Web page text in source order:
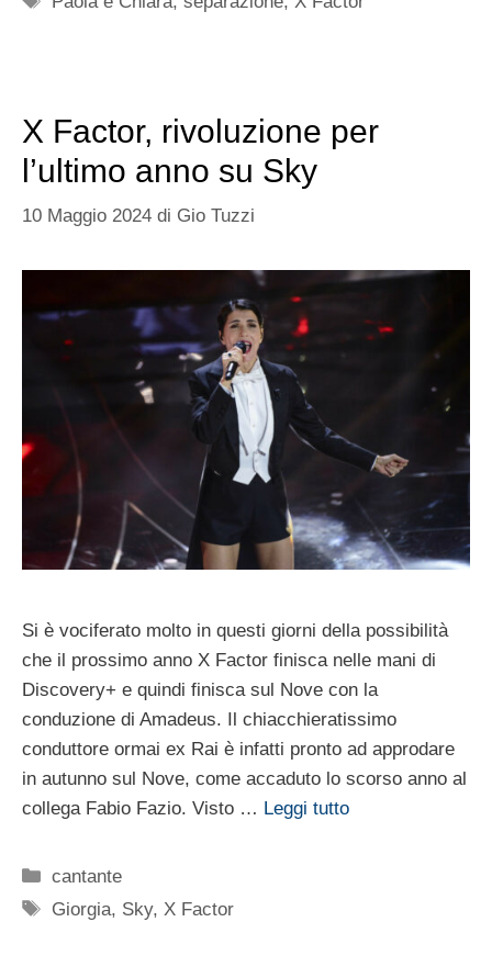
X Factor, rivoluzione per
l’ultimo anno su Sky
10 Maggio 2024 di Gio Tuzzi
Si è vociferato molto in questi giorni della possibilità
che il prossimo anno X Factor finisca nelle mani di
Discovery+ e quindi finisca sul Nove con la
conduzione di Amadeus. Il chiacchieratissimo
conduttore ormai ex Rai è infatti pronto ad approdare
in autunno sul Nove, come accaduto lo scorso anno al
collega Fabio Fazio. Visto … Leggi tutto
Categorie
cantante
Tag
Giorgia, Sky,X Factor